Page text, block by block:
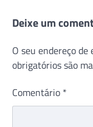
Deixe um
O seu endereço
obrigatórios são
Comentário *